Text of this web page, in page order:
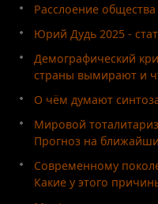
Расслоение
Юрий Дудь 2025 -
Демографический
страны вымирают и
О чём думают
Мировой
Прогноз на
Современному
Какие у этого